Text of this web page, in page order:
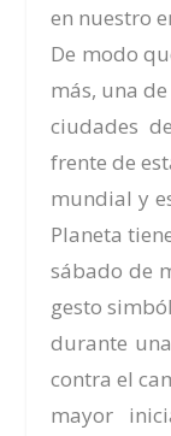
en nuestro
De modo
más, una
ciudades
frente de
mundial y
Planeta
sábado de
gesto
durante
contra el
mayor